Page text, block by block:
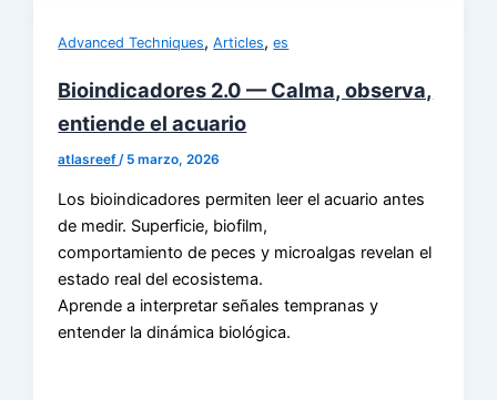
Advanced Techniques,Articles,es
Bioindicadores 2.0 — Calma, observa,
entiende el acuario
atlasreef/ 5 marzo, 2026
Los bioindicadores permiten leer el acuario antes
de medir. Superficie, biofilm,
comportamiento de peces y microalgas revelan el
estado real del ecosistema.
Aprende a interpretar señales tempranas y
entender la dinámica biológica.